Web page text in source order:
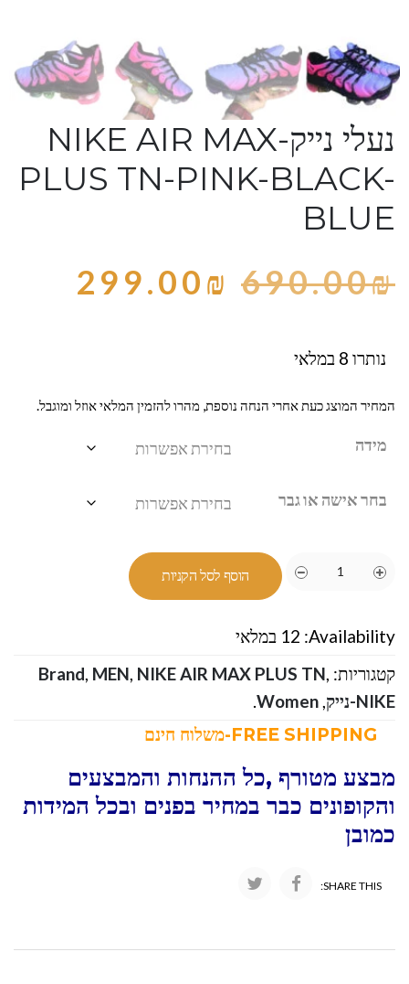
נעלי נייק-NIKE AIR MAX
PLUS TN-PINK-BLACK-
BLUE
690.00₪
299.00₪
נותרו 8 במלאי
המחיר המוצג כעת אחרי הנחה נוספת, מהרו להזמין המלאי אוזל ומוגבל.
מידה
בחר אישה או גבר
הוסף לסל הקניות
Availability: 12 במלאי
קטגוריות:
Brand, MEN, NIKE AIR MAX PLUS TN,
NIKE-נייק
,
Women
.
מבצע מטורף ,כל ההנחות והמבצעים
והקופונים כבר במחיר בפנים ובכל המידות
כמובן
SHARE THIS: